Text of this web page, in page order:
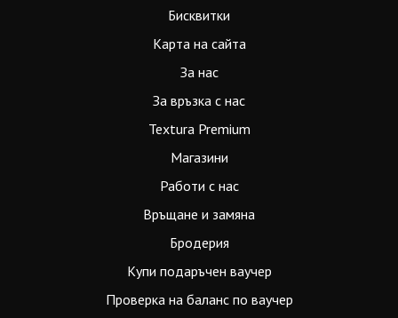
Бисквитки
Карта на сайта
За нас
За връзка с нас
Textura Premium
Магазини
Работи с нас
Връщане и замяна
Бродерия
Купи подаръчен ваучер
Проверка на баланс по ваучер